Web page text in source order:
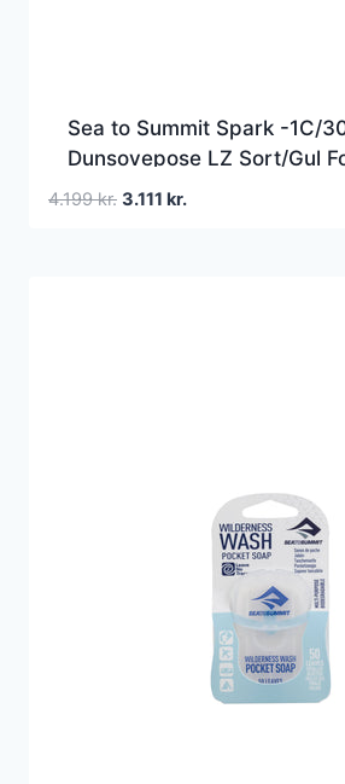
Sea to Summit Spark -1C/
Dunsovepose LZ Sort/Gul
efterår (+3Â°C til -8Â°C)
4.199kr. Den
3.111 kr.Den